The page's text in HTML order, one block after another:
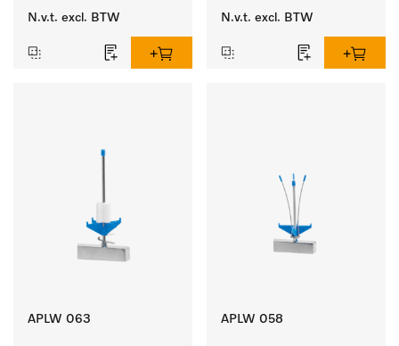
geïntegreerde
ontharder.
N.v.t. excl. BTW
spoelsnelheden - incl.
N.v.t. excl. BTW
APLW 063 APLW 058